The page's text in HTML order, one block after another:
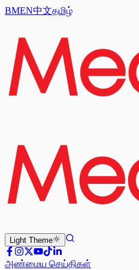
BMEN中文தமிழ்
Light Theme
அண்மைய செய்திகள்